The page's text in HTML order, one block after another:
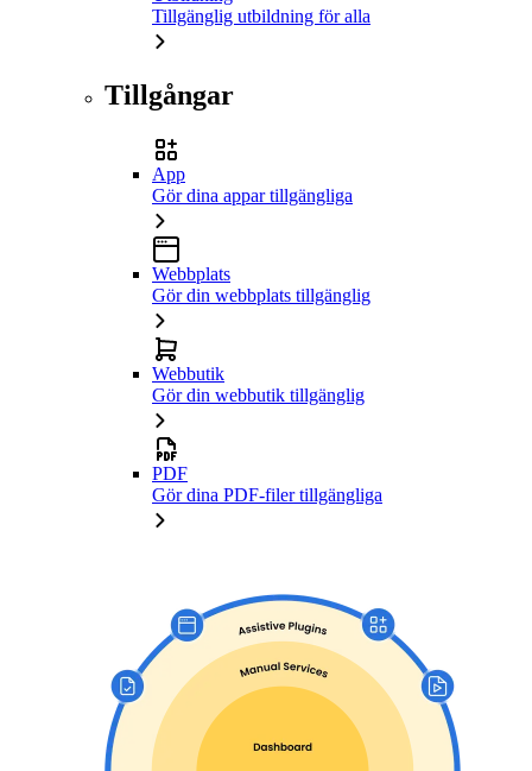
Tillgänglig utbildning för alla
Tillgångar
App
Gör dina appar tillgängliga
Webbplats
Gör din webbplats tillgänglig
Webbutik
Gör din webbutik tillgänglig
PDF
Gör dina PDF-filer tillgängliga